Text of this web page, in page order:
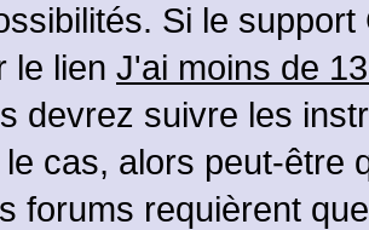
Si le
le lien J'ai moins de
devrez suivre les
cas, alors peut-être
forums requièrent